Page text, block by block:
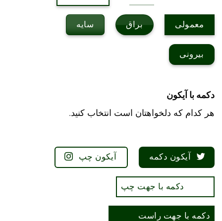
معمولی براق سایه
بیرونی
دکمه با آیکون
هر کدام که دلخواهتان است انتخاب کنید.
آیکون دکمه آیکون چپ
دکمه با جهت چپ
دکمه با جهت راست